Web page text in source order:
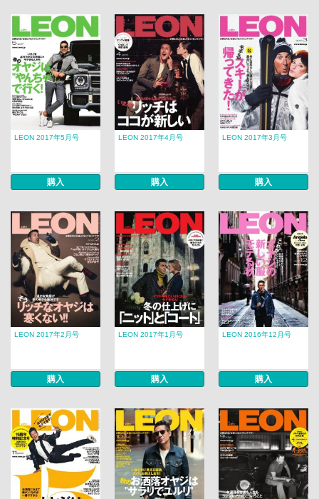
LEON 2017年5月号
購入
LEON 2017年4月号
購入
LEON 2017年3月号
購入
LEON 2017年2月号
購入
LEON 2017年1月号
購入
LEON 2016年12月号
購入